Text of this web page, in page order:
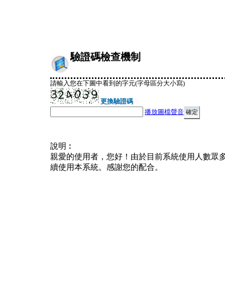
驗證碼檢查機制
請輸入您在下圖中看到的字元(字母區分大小寫)
更換驗證碼
播放圖檔聲音
說明︰
親愛的使用者，您好！由於目前系統使用人數眾
續使用本系統。感謝您的配合。